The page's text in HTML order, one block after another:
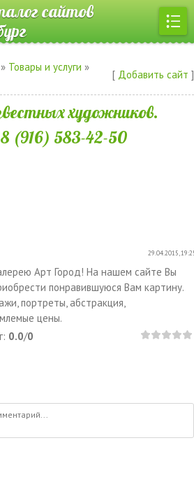
сайтов
» Товары и услуги »
[ Добавить сайт ]
художников.
(916) 583-42-50
29.04.2015,
Арт Город! На нашем сайте Вы
понравившуюся Вам картину.
портреты, абстракция,
цены.
: 0.0/0